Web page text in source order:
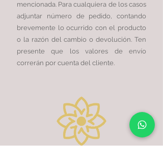
mencionada. Para cualquiera de los casos
adjuntar número de pedido, contando
brevemente lo ocurrido con el producto
o la razón del cambio o devolución. Ten
presente que los valores de envío
correrán por cuenta del cliente.